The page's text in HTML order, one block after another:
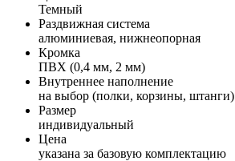
Темный
Раздвижная система
алюминиевая, нижнеопорная
Кромка
ПВХ (0,4 мм, 2 мм)
Внутреннее наполнение
на выбор (полки, корзины, штанги)
Размер
индивидуальный
Цена
указана за базовую комплектацию